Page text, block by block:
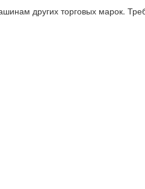
других торговых марок.